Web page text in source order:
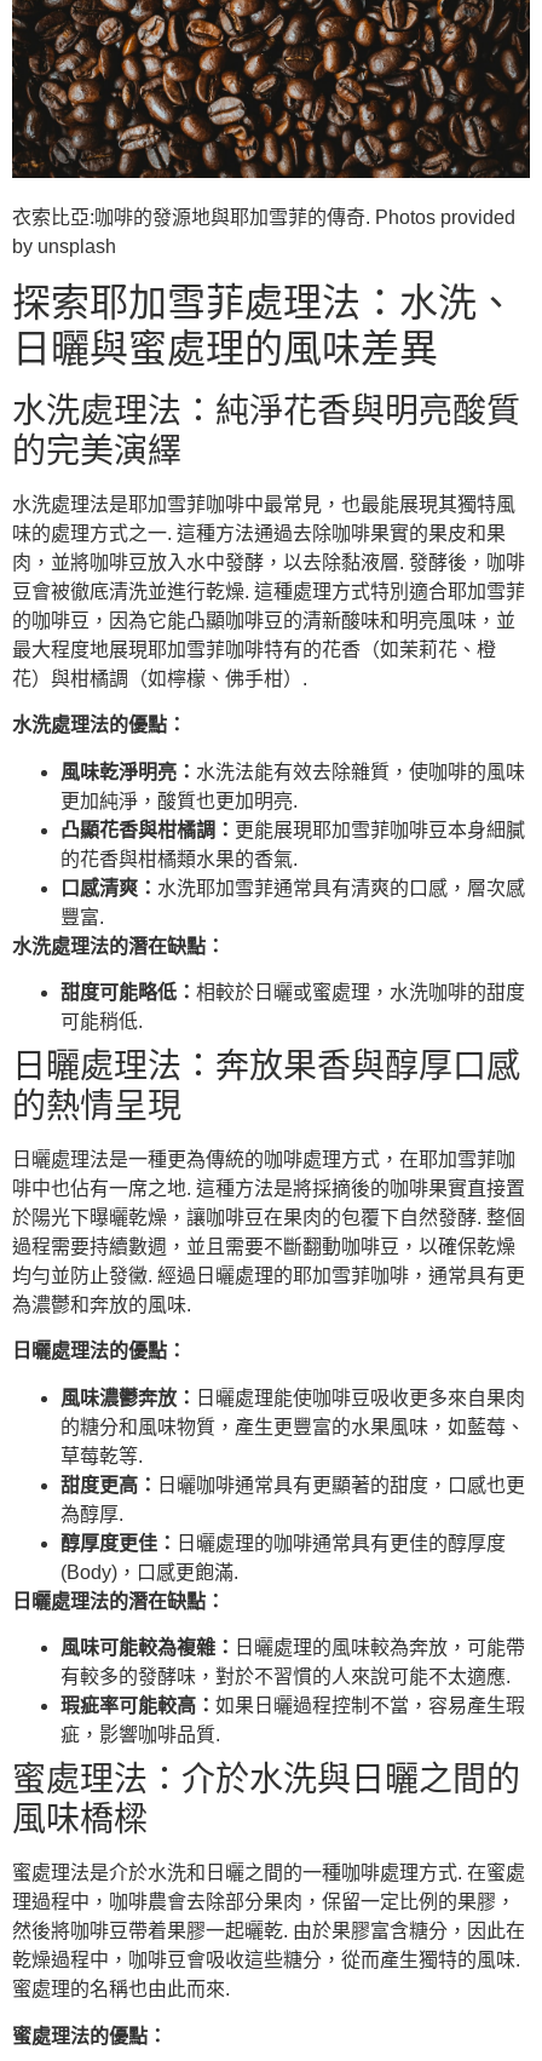
衣索比亞:咖啡的發源地與耶加雪菲的傳奇. Photos provided
by unsplash
探索耶加雪菲處理法：水洗、
日曬與蜜處理的風味差異
水洗處理法：純淨花香與明亮酸質
的完美演繹
水洗處理法是耶加雪菲咖啡中最常見，也最能展現其獨特風
味的處理方式之一. 這種方法通過去除咖啡果實的果皮和果
肉，並將咖啡豆放入水中發酵，以去除黏液層. 發酵後，咖啡
豆會被徹底清洗並進行乾燥. 這種處理方式特別適合耶加雪菲
的咖啡豆，因為它能凸顯咖啡豆的清新酸味和明亮風味，並
最大程度地展現耶加雪菲咖啡特有的花香（如茉莉花、橙
花）與柑橘調（如檸檬、佛手柑）.
水洗處理法的優點：
風味乾淨明亮： 水洗法能有效去除雜質，使咖啡的風味
更加純淨，酸質也更加明亮.
凸顯花香與柑橘調： 更能展現耶加雪菲咖啡豆本身細膩
的花香與柑橘類水果的香氣.
口感清爽： 水洗耶加雪菲通常具有清爽的口感，層次感
豐富.
水洗處理法的潛在缺點：
甜度可能略低： 相較於日曬或蜜處理，水洗咖啡的甜度
可能稍低.
日曬處理法：奔放果香與醇厚口感
的熱情呈現
日曬處理法是一種更為傳統的咖啡處理方式，在耶加雪菲咖
啡中也佔有一席之地. 這種方法是將採摘後的咖啡果實直接置
於陽光下曝曬乾燥，讓咖啡豆在果肉的包覆下自然發酵. 整個
過程需要持續數週，並且需要不斷翻動咖啡豆，以確保乾燥
均勻並防止發黴. 經過日曬處理的耶加雪菲咖啡，通常具有更
為濃鬱和奔放的風味.
日曬處理法的優點：
風味濃鬱奔放： 日曬處理能使咖啡豆吸收更多來自果肉
的糖分和風味物質，產生更豐富的水果風味，如藍莓、
草莓乾等.
甜度更高： 日曬咖啡通常具有更顯著的甜度，口感也更
為醇厚.
醇厚度更佳： 日曬處理的咖啡通常具有更佳的醇厚度
(Body)，口感更飽滿.
日曬處理法的潛在缺點：
風味可能較為複雜： 日曬處理的風味較為奔放，可能帶
有較多的發酵味，對於不習慣的人來說可能不太適應.
瑕疵率可能較高： 如果日曬過程控制不當，容易產生瑕
疵，影響咖啡品質.
蜜處理法：介於水洗與日曬之間的
風味橋樑
蜜處理法是介於水洗和日曬之間的一種咖啡處理方式. 在蜜處
理過程中，咖啡農會去除部分果肉，保留一定比例的果膠，
然後將咖啡豆帶着果膠一起曬乾. 由於果膠富含糖分，因此在
乾燥過程中，咖啡豆會吸收這些糖分，從而產生獨特的風味.
蜜處理的名稱也由此而來.
蜜處理法的優點：